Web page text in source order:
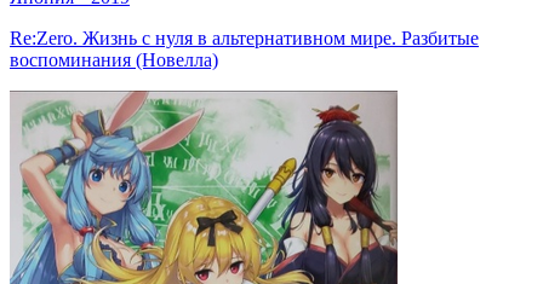
Re:Zero. Жизнь с нуля в альтернативном мире. Разбитые
воспоминания (Новелла)